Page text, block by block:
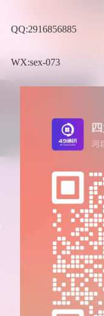
QQ:2916856885
WX:sex-073